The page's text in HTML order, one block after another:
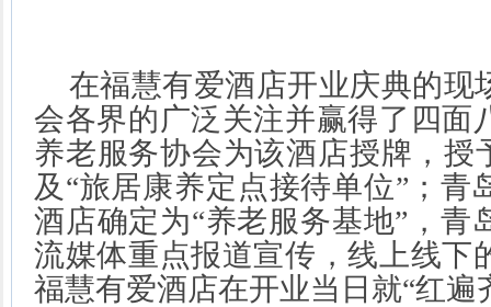
在福慧有爱酒店开业庆典的现
会各界的广泛关注并赢得了四面
养老服务协会为该酒店授牌，授
及“旅居康养定点接待单位”；青
酒店确定为“养老服务基地”，青
流媒体重点报道宣传，线上线下
福慧有爱酒店在开业当日就“红遍